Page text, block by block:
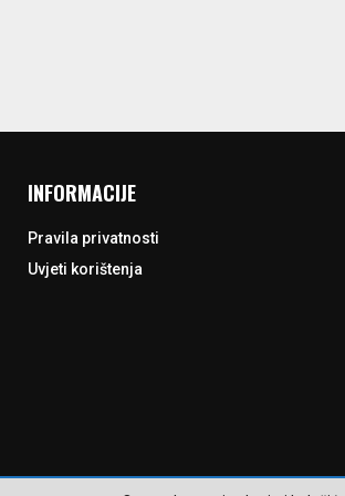
INFORMACIJE
Pravila privatnosti
Uvjeti korištenja